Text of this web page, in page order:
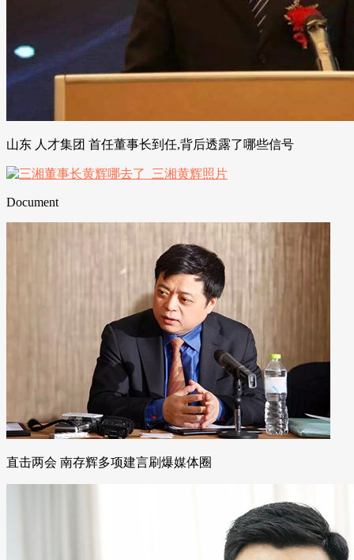
山东 人才集团 首任董事长到任,背后透露了哪些信号
Document
直击两会 南存辉多项建言刷爆媒体圈